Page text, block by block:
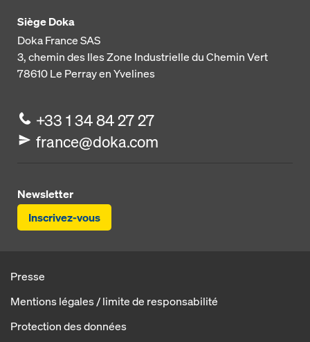
Siège Doka
Doka France SAS
3, chemin des IlesZone Industrielle du Chemin Vert
78610Le Perray en Yvelines
+33 1 34 84 27 27
france@doka.com
Newsletter
Inscrivez-vous
Presse
Mentions légales / limite de responsabilité
Protection des données